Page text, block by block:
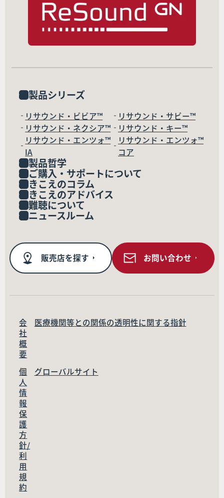
製品シリーズ
リサウンド・ビビア™
リサウンド・サビー™
リサウンド・ネクシア™
リサウンド・キー™
リサウンド・エンツォ™
IA
リサウンド・エンツォ™
コア
製品哲学
ご購入・サポートについて
きこえのコラム
きこえのアドバイス
難聴について
ニュースルーム
販売店を探す お問い合わせ
会
社
概
要
医療機関等との関係の透明性に関する指針
個
人
情
報
保
護
方
針/
利
用
規
約
グローバルサイト